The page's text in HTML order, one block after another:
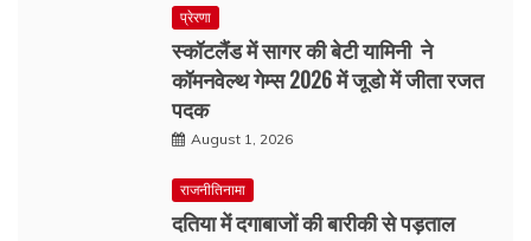
प्रेरणा
स्कॉटलैंड में सागर की बेटी यामिनी ने
कॉमनवेल्थ गेम्स 2026 में जूडो में जीता रजत
पदक
August 1, 2026
राजनीतिनामा
दतिया में दगाबाजों की बारीकी से पड़ताल